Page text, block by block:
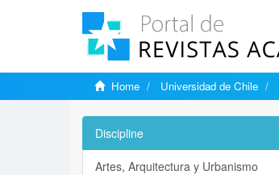
Home Universidad de Chile
Discipline
Artes, Arquitectura y Urbanismo